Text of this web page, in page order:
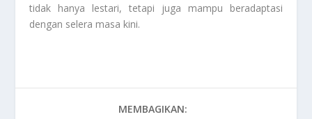
tidak hanya lestari, tetapi juga mampu beradaptasi
dengan selera masa kini.
MEMBAGIKAN: